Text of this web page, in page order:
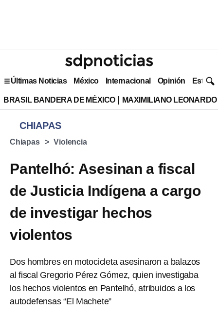
Últimas Noticias México Internacional Opinión Estilo
BRASIL BANDERA DE MÉXICO MAXIMILIANO
CHIAPAS
Chiapas Violencia
Pantelhó: Asesinan a fiscal
de Justicia Indígena a cargo
de investigar hechos
violentos
Dos hombres en motocicleta asesinaron a balazos
al fiscal Gregorio Pérez Gómez, quien investigaba
los hechos violentos en Pantelhó, atribuidos a los
autodefensas “El Machete”